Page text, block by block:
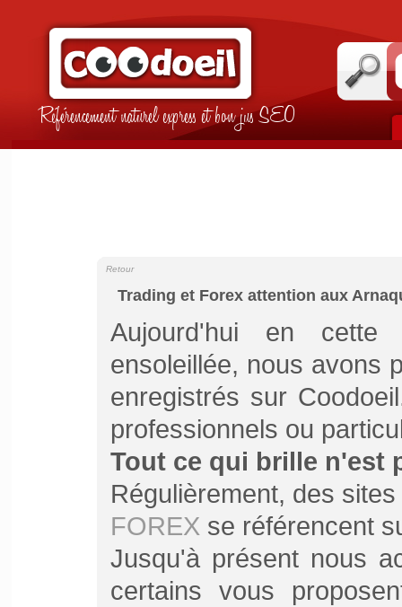
Référencement naturel express et bon jus SEO
Trading et Forex attention aux
Retour
Aujourd'hui en cette
ensoleillée, nous avons
enregistrés sur
professionnels ou
Tout ce qui brille n'est
Régulièrement, des
FOREX se référencent
Jusqu'à présent nous
certains vous